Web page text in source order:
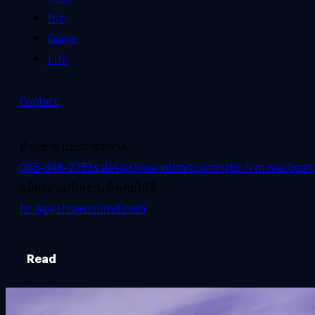
Biz
Game
Life
Contact
ฝ่ายขาย และการตลาด
085-848-2253sales@shownolimit.comhttp://m.me/
สมัครงาน/ฝึกงาน ติดต่อได้ที่
hr-ga@shownolimit.com
Read